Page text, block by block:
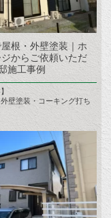
根・外壁塗装｜ホ
からご依頼いただ
施工事例
壁塗装・コーキング打ち